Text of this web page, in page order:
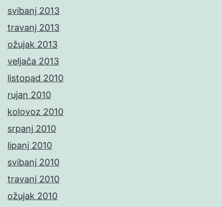
svibanj 2013
travanj 2013
ožujak 2013
veljača 2013
listopad 2010
rujan 2010
kolovoz 2010
srpanj 2010
lipanj 2010
svibanj 2010
travanj 2010
ožujak 2010